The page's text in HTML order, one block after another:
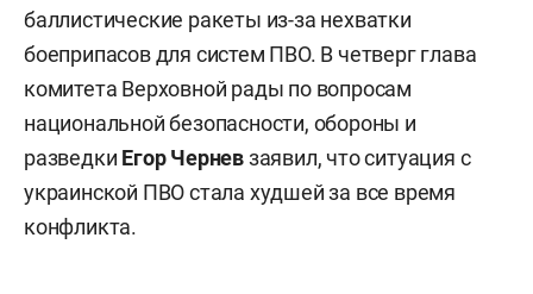
баллистические ракеты из-за нехватки
боеприпасов для систем ПВО. В четверг глава
комитета Верховной рады по вопросам
национальной безопасности, обороны и
разведки Егор Черневзаявил, что ситуация с
украинской ПВО стала худшей за все время
конфликта.